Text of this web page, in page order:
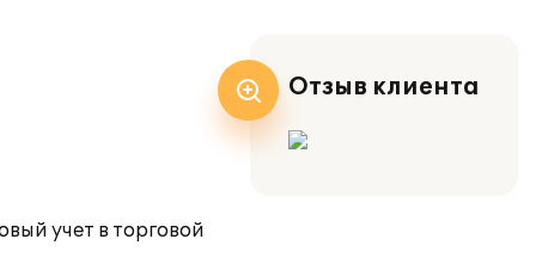
учет в торговой
Отзыв клиента